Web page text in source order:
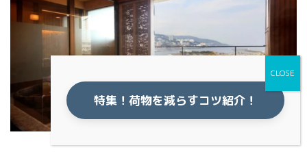
特集！荷物を減らすコツ紹介！